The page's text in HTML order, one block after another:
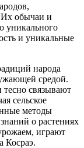
Их обычаи и
уникального
и уникальные
народа
средой.
связывают
сельское
методы
о растениях
играют
Косраэ.